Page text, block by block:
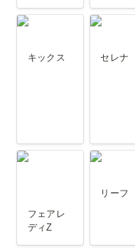
キックス
キックス
セレナ
セレナ
フェアレデ
フェアレ
ディZ
リーフ
リーフ